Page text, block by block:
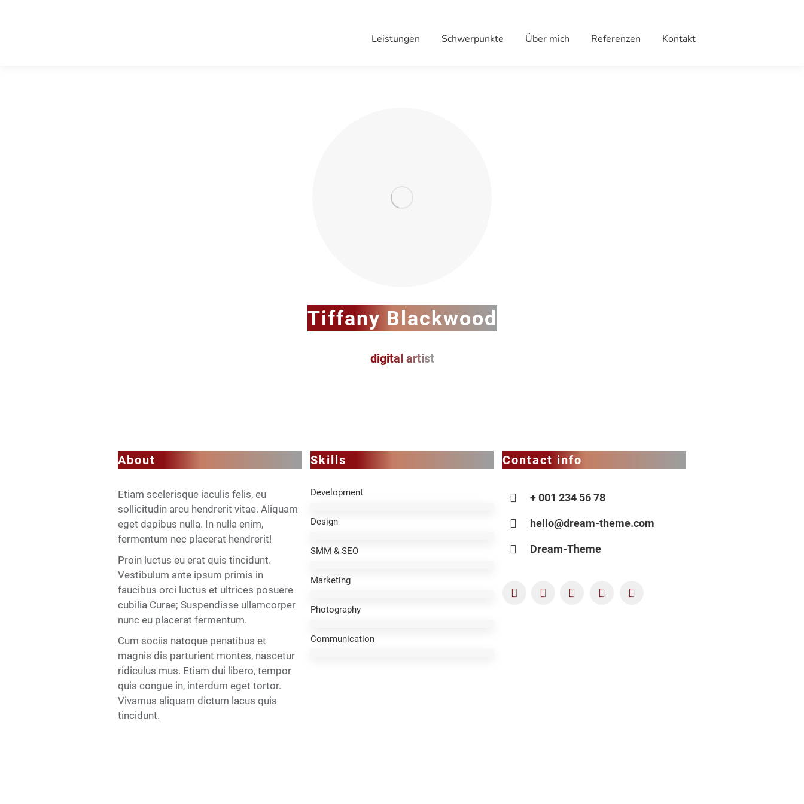
Leistungen Schwerpunkte Über mich Referenzen Kontakt
Tiffany Blackwood
digital artist
About
Etiam scelerisque iaculis felis, eu
sollicitudin arcu hendrerit vitae. Aliquam
eget dapibus nulla. In nulla enim,
fermentum nec placerat hendrerit!
Proin luctus eu erat quis tincidunt.
Vestibulum ante ipsum primis in
faucibus orci luctus et ultrices posuere
cubilia Curae; Suspendisse ullamcorper
nunc eu placerat fermentum.
Cum sociis natoque penatibus et
magnis dis parturient montes, nascetur
ridiculus mus. Etiam dui libero, tempor
quis congue in, interdum eget tortor.
Vivamus aliquam dictum lacus quis
tincidunt.
Skills
Development
Design
SMM & SEO
Marketing
Photography
Communication
Contact info
+ 001 234 56 78
hello@dream-theme.com
Dream-Theme
YouTubeTwitterPinterestFacebookFoursquare